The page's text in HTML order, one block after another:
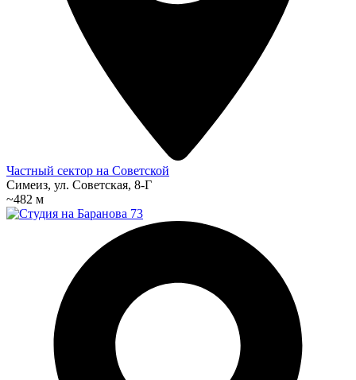
Частный сектор на Советской
Симеиз, ул. Советская, 8-Г
~482 м